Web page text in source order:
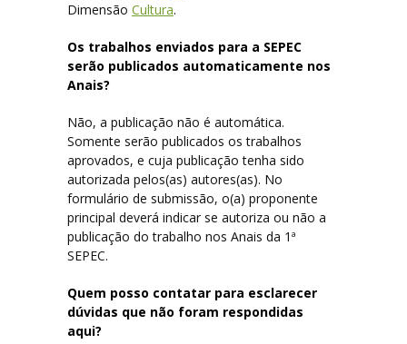
Dimensão Cultura.
Os trabalhos enviados para a SEPEC
serão publicados automaticamente nos
Anais?
Não, a publicação não é automática.
Somente serão publicados os trabalhos
aprovados, e cuja publicação tenha sido
autorizada pelos(as) autores(as). No
formulário de submissão, o(a) proponente
principal deverá indicar se autoriza ou não a
publicação do trabalho nos Anais da 1ª
SEPEC.
Quem posso contatar para esclarecer
dúvidas que não foram respondidas
aqui?